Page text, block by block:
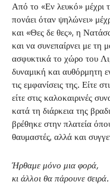
Από το «Εν λευκό» μέχρι
πονάει όταν ψηλώνει»
και «Θες δε θες», η
και να συνεπαίρνει με τη
ασφυκτικά το χώρο του
δυναμική και αυθόρμητη
τις εμφανίσεις της. Είτε
είτε στις καλοκαιρινές
κατά τη διάρκεια της
βρέθηκε στην πλατεία
θαυμαστές, αλλά και
Ήρθαμε μόνο μια φορά,
κι άλλοι θα πάρουνε σειρά.